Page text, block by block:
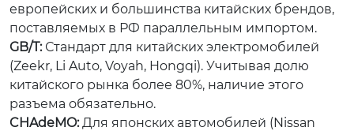
европейских и большинства китайских брендов,
поставляемых в РФ параллельным импортом.
GB/T:Стандарт для китайских электромобилей
(Zeekr, Li Auto, Voyah, Hongqi). Учитывая долю
китайского рынка более 80%, наличие этого
разъема обязательно.
CHAdeMO:Для японских автомобилей (Nissan